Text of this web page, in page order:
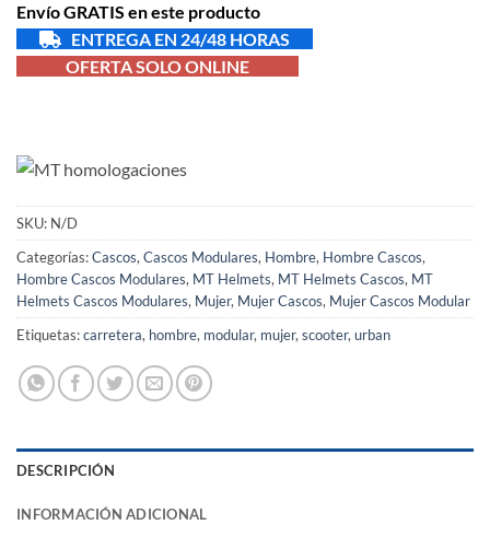
Envío GRATIS en este producto
ENTREGA EN 24/48 HORAS
OFERTA SOLO ONLINE
SKU: N/D
Categorías:Cascos,Cascos Modulares, Hombre, Hombre Cascos,
Hombre Cascos Modulares, MT Helmets, MT Helmets Cascos, MT
Helmets Cascos Modulares, Mujer, Mujer Cascos, Mujer Cascos Modular
Etiquetas:carretera, hombre, modular, mujer,scooter,urban
DESCRIPCIÓN
INFORMACIÓN ADICIONAL